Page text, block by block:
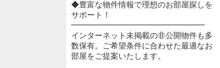
◆豊富な物件情報で理想のお部屋探しを
サポート！
━━━━━━━━━━━━━━━━━
インターネット未掲載の非公開物件も多
数保有。ご希望条件に合わせた最適なお
部屋をご提案いたします。